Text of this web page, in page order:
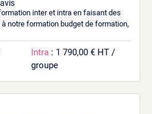
avis
inter et intra en faisant des
notre formation budget de formation,
Intra : 1 790,00 € HT /
groupe